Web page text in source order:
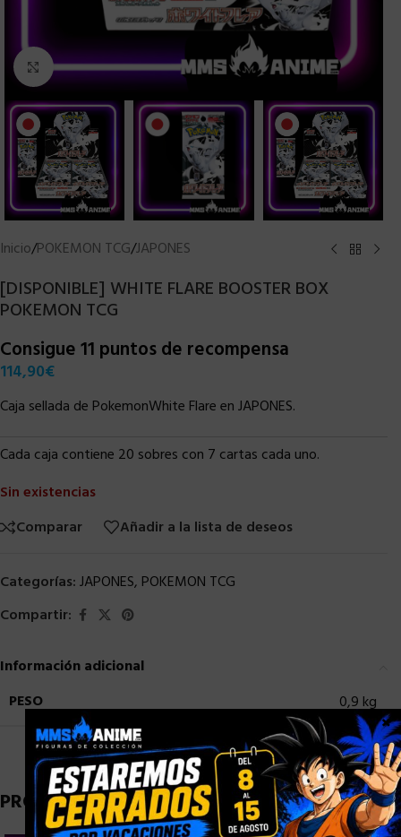
Clic para ampliar
Inicio/POKEMON TCG/JAPONES
[DISPONIBLE] WHITE FLARE BOOSTER BOX
POKEMON TCG
Consigue 11 puntos de recompensa
114,90€
Caja sellada de PokemonWhite Flare en JAPONES.
Cada caja contiene 20 sobres con 7 cartas cada uno.
Sin existencias
Comparar
Añadir a la lista de deseos
Categorías:JAPONES, POKEMON TCG
Compartir:
Información adicional
PESO
0,9 kg
PRODUCTOS RELACIONADOS
×